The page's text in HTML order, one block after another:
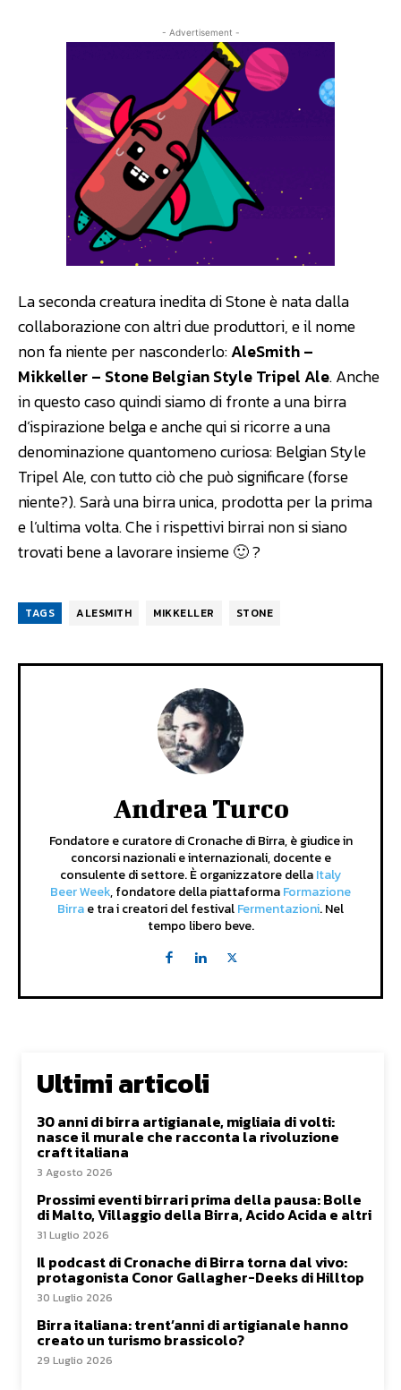
- Advertisement -
La seconda creatura inedita di Stone è nata dalla
collaborazione con altri due produttori, e il nome
non fa niente per nasconderlo:AleSmith –
Mikkeller – Stone Belgian Style Tripel Ale. Anche
in questo caso quindi siamo di fronte a una birra
d’ispirazione belga e anche qui si ricorre a una
denominazione quantomeno curiosa: Belgian Style
Tripel Ale, con tutto ciò che può significare (forse
niente?). Sarà una birra unica, prodotta per la prima
e l’ultima volta. Che i rispettivi birrai non si siano
trovati bene a lavorare insieme 🙂 ?
TAGS ALESMITH MIKKELLER STONE
Andrea Turco
Fondatore e curatore di Cronache di Birra, è giudice in
concorsi nazionali e internazionali, docente e
consulente di settore. È organizzatore dellaItaly
Beer Week, fondatore della piattaformaFormazione
Birrae tra i creatori del festivalFermentazioni. Nel
tempo libero beve.
Ultimi articoli
30 anni di birra artigianale, migliaia di volti:
nasce il murale che racconta la rivoluzione
craft italiana
3 Agosto 2026
Prossimi eventi birrari prima della pausa: Bolle
di Malto, Villaggio della Birra, Acido Acida e altri
31 Luglio 2026
Il podcast di Cronache di Birra torna dal vivo:
protagonista Conor Gallagher-Deeks di Hilltop
30 Luglio 2026
Birra italiana: trent’anni di artigianale hanno
creato un turismo brassicolo?
29 Luglio 2026